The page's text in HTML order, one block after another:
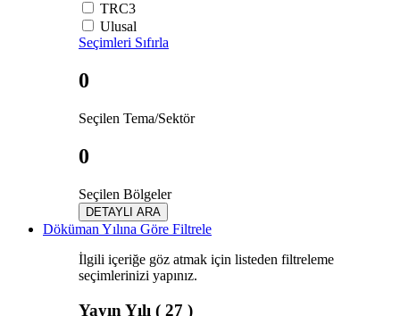
TRC3
Ulusal
Seçimleri Sıfırla
0
Seçilen Tema/Sektör
0
Seçilen Bölgeler
DETAYLI ARA
Döküman Yılına Göre Filtrele
İlgili içeriğe göz atmak için listeden filtreleme
seçimlerinizi yapınız.
Yayın Yılı ( 27 )